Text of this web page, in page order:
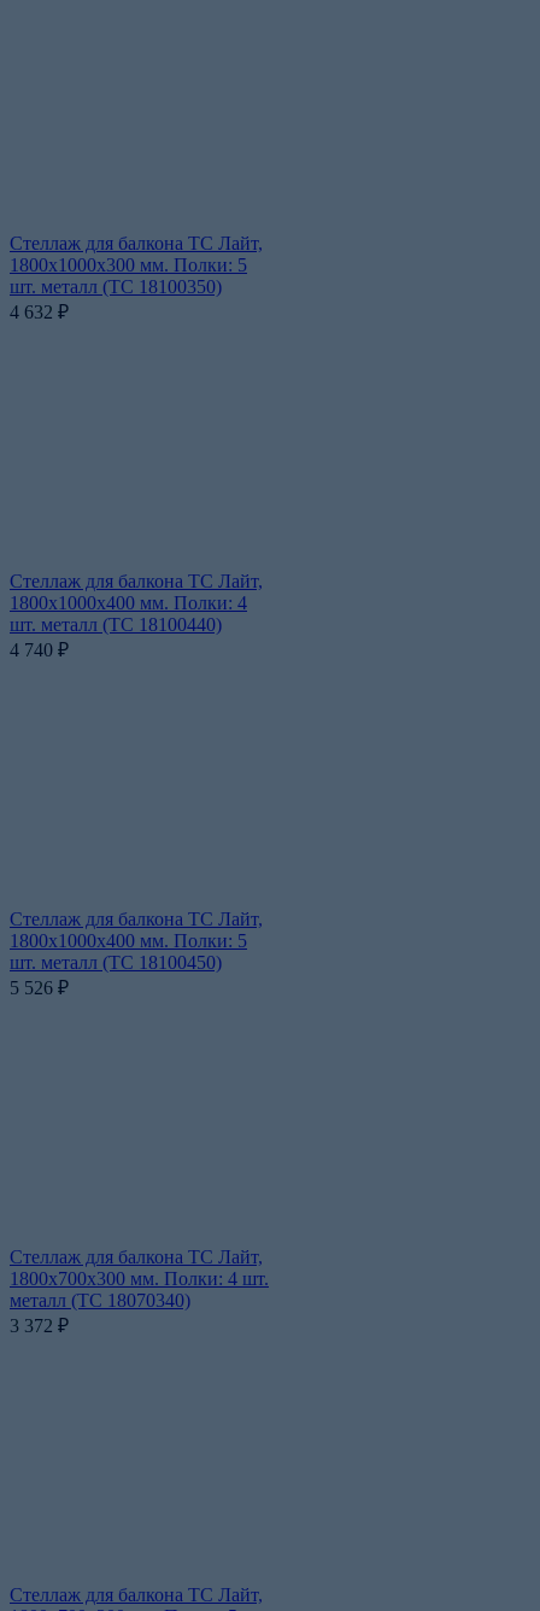
Стеллаж для балкона ТС Лайт,
1800x1000x300 мм. Полки: 5
шт. металл (ТС 18100350)
4 632 ₽
Стеллаж для балкона ТС Лайт,
1800x1000x400 мм. Полки: 4
шт. металл (ТС 18100440)
4 740 ₽
Стеллаж для балкона ТС Лайт,
1800x1000x400 мм. Полки: 5
шт. металл (ТС 18100450)
5 526 ₽
Стеллаж для балкона ТС Лайт,
1800x700x300 мм. Полки: 4 шт.
металл (ТС 18070340)
3 372 ₽
Стеллаж для балкона ТС Лайт,